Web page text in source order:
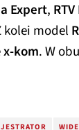
Expert,
kolei model
x-kom. W